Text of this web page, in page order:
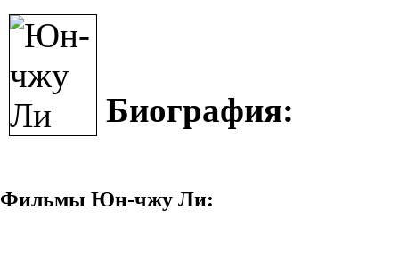
Биография:
Фильмы Юн-чжу Ли: